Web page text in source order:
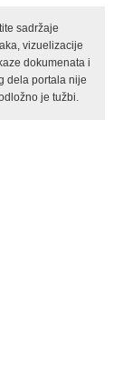
sadržaje
vizuelizacije
dokumenata i
dela portala nije
je tužbi.